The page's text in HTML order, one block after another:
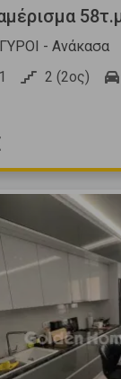
- Ανάκασα
1 2 (2ος)